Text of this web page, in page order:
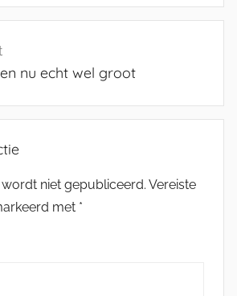
nu echt wel groot
niet gepubliceerd. Vereiste
met *